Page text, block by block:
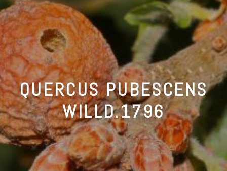
QUERCUS PUBESCENS
WILLD.1796